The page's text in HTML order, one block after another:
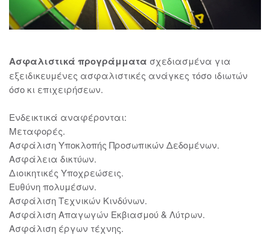
Ασφαλιστικά προγράμματα σχεδιασμένα για
εξειδικευμένες ασφαλιστικές ανάγκες τόσο ιδιωτών
όσο κι επιχειρήσεων.
Ενδεικτικά αναφέρονται:
Μεταφορές.
Ασφάλιση Υποκλοπής Προσωπικών Δεδομένων.
Ασφάλεια δικτύων.
Διοικητικές Υποχρεώσεις.
Ευθύνη πολυμέσων.
Ασφάλιση Τεχνικών Κινδύνων.
Ασφάλιση Απαγωγών Εκβιασμού & Λύτρων.
Ασφάλιση έργων τέχνης.